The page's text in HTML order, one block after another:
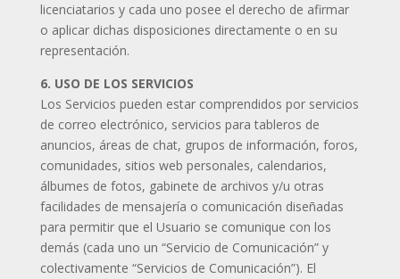
licenciatarios y cada uno posee el derecho de afirmar
o aplicar dichas disposiciones directamente o en su
representación.
6. USO DE LOS SERVICIOS
Los Servicios pueden estar comprendidos por servicios
de correo electrónico, servicios para tableros de
anuncios, áreas de chat, grupos de información, foros,
comunidades, sitios web personales, calendarios,
álbumes de fotos, gabinete de archivos y/u otras
facilidades de mensajería o comunicación diseñadas
para permitir que el Usuario se comunique con los
demás (cada uno un “Servicio de Comunicación” y
colectivamente “Servicios de Comunicación”). El